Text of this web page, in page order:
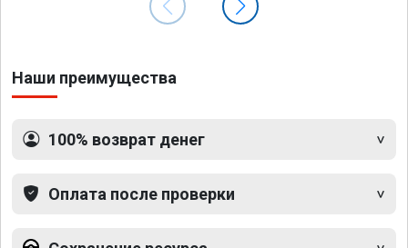
Наши преимущества
100% возврат денег
Оплата после проверки